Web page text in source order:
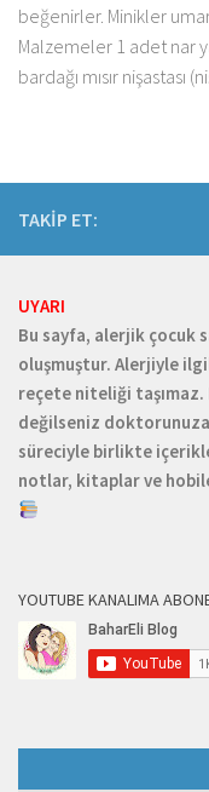
beğenirler. Minikler
Malzemeler 1 adet nar
bardağı mısır nişastası
TAKİP ET:
UYARI
Bu sayfa, alerjik çocuk
oluşmuştur. Alerjiyle
reçete niteliği
değilseniz doktorunuza
süreciyle birlikte
notlar, kitaplar ve
YOUTUBE KANALIMA